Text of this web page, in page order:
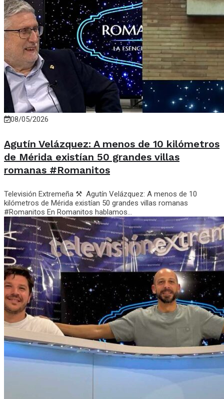
08/05/2026
Agutín Velázquez: A menos de 10 kilómetros
de Mérida existían 50 grandes villas
romanas #Romanitos
Televisión Extremeña ⚒️ Agutín Velázquez: A menos de 10
kilómetros de Mérida existían 50 grandes villas romanas
#Romanitos En Romanitos hablamos...